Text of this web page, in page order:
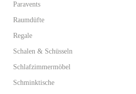
Paravents
Raumdüfte
Regale
Schalen & Schüsseln
Schlafzimmermöbel
Schminktische